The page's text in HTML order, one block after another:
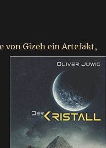
von Gizeh ein Artefakt,